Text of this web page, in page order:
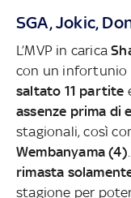
SGA, Jokic,
L’MVP in carica
con un infortunio
saltato 11 partite
assenze prima di
stagionali, così
Wembanyama (4)
rimasta
stagione per